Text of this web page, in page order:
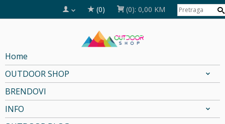
(0) (0): 0,00 KM
Home
OUTDOOR SHOP
BRENDOVI
INFO